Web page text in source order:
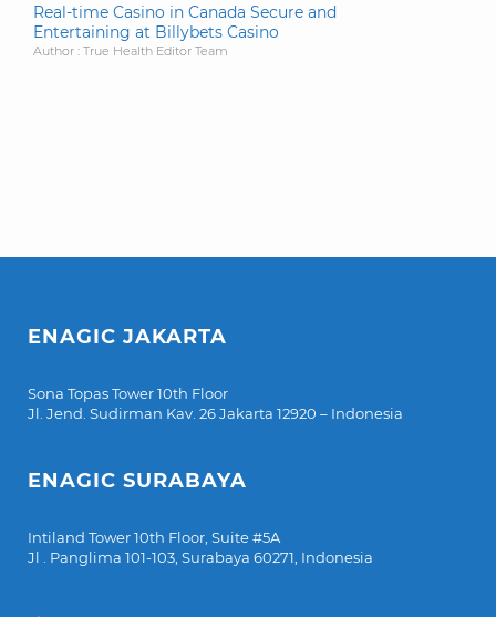
Real-time Casino in Canada Secure and
Entertaining at Billybets Casino
Author : True Health Editor Team
ENAGIC JAKARTA
Sona Topas Tower 10th Floor
Jl. Jend. Sudirman Kav. 26 Jakarta 12920 – Indonesia
ENAGIC SURABAYA
Intiland Tower 10th Floor, Suite #5A
Jl . Panglima 101-103, Surabaya 60271, Indonesia